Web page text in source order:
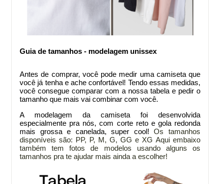
Guia de tamanhos - modelagem unissex
Antes de comprar, você pode medir uma camiseta que
você já tenha e ache confortável! Tendo essas medidas,
você consegue comparar com a nossa tabela e pedir o
tamanho que mais vai combinar com você.
A modelagem dacamiseta foi desenvolvida
especialmente pra nós, com corte reto e gola redonda
mais grossa e canelada, super cool!Os tamanhos
disponíveis são: PP, P, M, G, GG e XG Aqui embaixo
também tem fotos de modelos usando alguns os
tamanhos pra te ajudar mais ainda a escolher!